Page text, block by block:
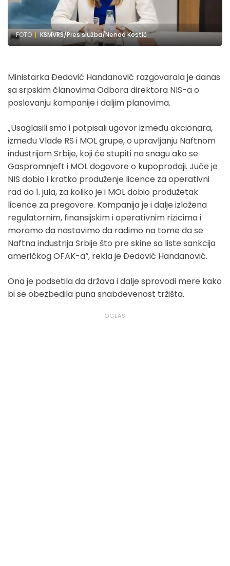
FOTO KSMVRS/Pres služba/Nenad Kostić
Ministarka Đedović Handanović razgovarala je danas
sa srpskim članovima Odbora direktora NIS-a o
poslovanju kompanije i daljim planovima.
„Usaglasili smo i potpisali ugovor između akcionara,
između Vlade RS i MOL grupe, o upravljanju Naftnom
industrijom Srbije, koji će stupiti na snagu ako se
Gaspromnjeft i MOL dogovore o kupoprodaji. Juče je
NIS dobio i kratko produženje licence za operativni
rad do 1. jula, za koliko je i MOL dobio produžetak
licence za pregovore. Kompanija je i dalje izložena
regulatornim, finansijskim i operativnim rizicima i
moramo da nastavimo da radimo na tome da se
Naftna industrija Srbije što pre skine sa liste sankcija
američkog OFAK-a“, rekla je Đedović Handanović.
Ona je podsetila da država i dalje sprovodi mere kako
bi se obezbedila puna snabdevenost tržišta.